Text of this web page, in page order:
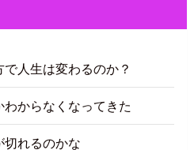
人生は変わるのか？
からなくなってきた
切れるのかな